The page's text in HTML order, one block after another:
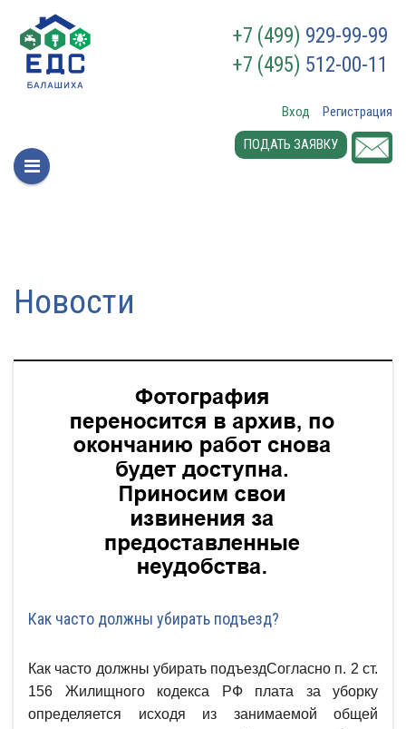
+7 (499) 929-99-99
+7 (495) 512-00-11
Вход
Регистрация
ПОДАТЬ ЗАЯВКУ
Новости
Как часто должны убирать подъезд?
Как часто должны убирать подъездСогласно п. 2 ст.
156 Жилищного кодекса РФ плата за уборку
определяется исходя из занимаемой общей